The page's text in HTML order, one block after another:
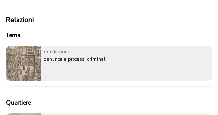
Relazioni
Tema
in relazione
denunce e processi criminali
Quartiere